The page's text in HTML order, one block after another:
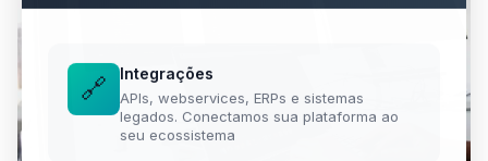
🔗 Integrações
APIs, webservices, ERPs e sistemas
legados. Conectamos sua plataforma ao
seu ecossistema